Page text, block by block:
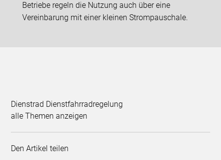
Betriebe regeln die Nutzung auch über eine
Vereinbarung mit einer kleinen Strompauschale.
Dienstrad Dienstfahrradregelung
alle Themen anzeigen
Den Artikel teilen